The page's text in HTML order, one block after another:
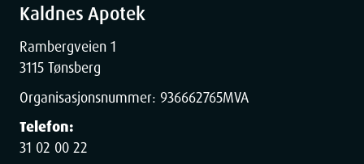
Kaldnes Apotek
Rambergveien 1
3115 Tønsberg
Organisasjonsnummer: 936662765MVA
Telefon:
31 02 00 22